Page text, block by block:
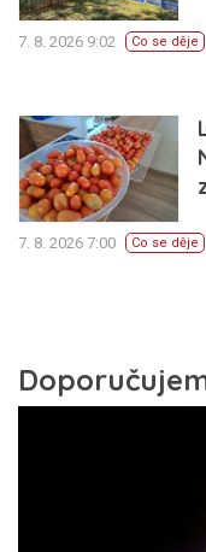
7. 8. 2026 9:02 Co se děje
7. 8. 2026 7:00 Co se děje